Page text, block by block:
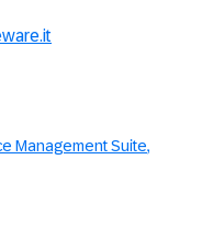
Management Suite